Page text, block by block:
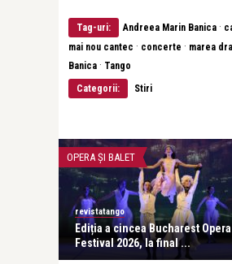
Tag-uri: Andreea Marin Banica ·
mai nou cantec · concerte · marea
Banica · Tango
Categorii:
Stiri
OPERA ȘI BALET
revistatango
Ediția a cincea Bucharest Opera
Festival 2026, la final ...